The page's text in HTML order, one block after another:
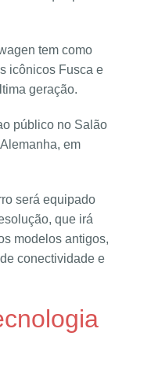
tem como
icônicos Fusca e
geração.
público no Salão
em
será equipado
que irá
modelos antigos,
conectividade e